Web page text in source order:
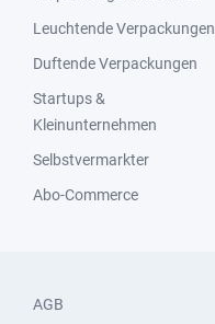
Leuchtende Verpackungen
Duftende Verpackungen
Startups &
Kleinunternehmen
Selbstvermarkter
Abo-Commerce
AGB